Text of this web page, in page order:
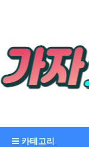
카테고리